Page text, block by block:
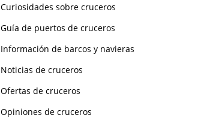
Curiosidades sobre cruceros
Guía de puertos de cruceros
Información de barcos y navieras
Noticias de cruceros
Ofertas de cruceros
Opiniones de cruceros